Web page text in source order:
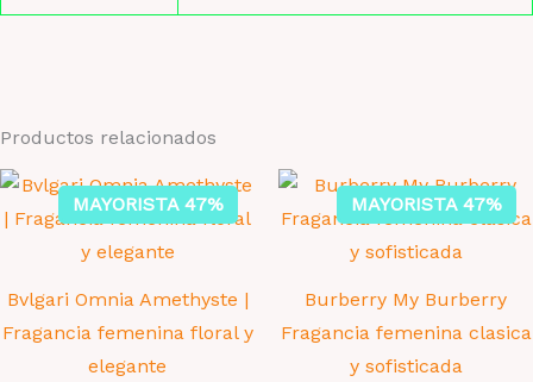
Productos relacionados
MAYORISTA 47%
Bvlgari Omnia Amethyste |
Fragancia femenina floral y
elegante
MAYORISTA 47%
Burberry My Burberry
Fragancia femenina clasica
y sofisticada